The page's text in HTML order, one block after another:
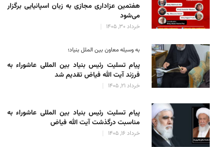
هفتمین عزاداری مجازی به زبان اسپانیایی برگزار
می‌شود
خرداد 30, 1405
به وسیله معاون بین الملل بنیاد؛
پیام تسلیت رئیس بنیاد بین المللی عاشوراء به
فرزند آیت الله فیاض تقدیم شد
خرداد 21, 1405
پیام تسلیت رئیس بنیاد بین المللی عاشوراء به
مناسبت درگذشت آیت الله فیاض
خرداد 16, 1405